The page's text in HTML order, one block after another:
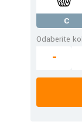
C
Odaberite
-